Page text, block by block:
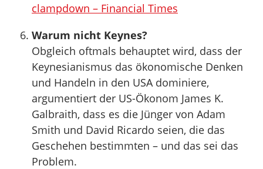
clampdown – Financial Times
Warum nicht Keynes?
Obgleich oftmals behauptet wird, dass der
Keynesianismus das ökonomische Denken
und Handeln in den USA dominiere,
argumentiert der US-Ökonom James K.
Galbraith, dass es die Jünger von Adam
Smith und David Ricardo seien, die das
Geschehen bestimmten – und das sei das
Problem.